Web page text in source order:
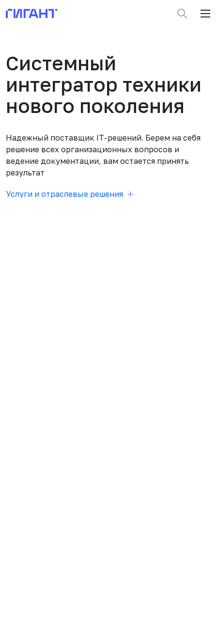
Системный
интегратор техники
нового поколения
Надежный поставщик IT-решений. Берем на себя
решение всех организационных вопросов и
ведение документации, вам остается принять
результат
Услуги и отраслевые решения